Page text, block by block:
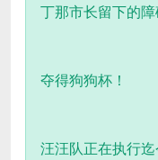
丁那市长留下的障
夺得狗狗杯！
汪汪队正在执行